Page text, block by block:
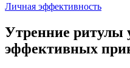
Личная эффективность
Утренние ритулы
эффективных